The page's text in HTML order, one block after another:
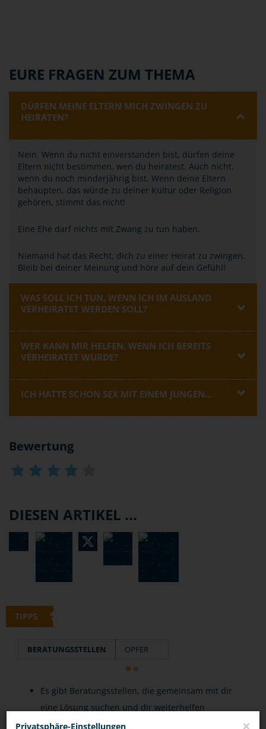
EURE FRAGEN ZUM THEMA
DÜRFEN MEINE ELTERN MICH ZWINGEN ZU
HEIRATEN?
Nein. Wenn du nicht einverstanden bist, dürfen deine
Eltern nicht bestimmen, wen du heiratest. Auch nicht,
wenn du noch minderjährig bist. Wenn deine Eltern
behaupten, das würde zu deiner Kultur oder Religion
gehören, stimmt das nicht!
Eine Ehe darf nichts mit Zwang zu tun haben.
Niemand hat das Recht, dich zu einer Heirat zu zwingen.
Bleib bei deiner Meinung und höre auf dein Gefühl!
WAS SOLL ICH TUN, WENN ICH IM AUSLAND
VERHEIRATET WERDEN SOLL?
WER KANN MIR HELFEN, WENN ICH BEREITS
VERHEIRATET WURDE?
ICH HATTE SCHON SEX MIT EINEM JUNGEN...
Bewertung
DIESEN ARTIKEL ...
TIPPS
BERATUNGSSTELLEN OPFER
Es gibt Beratungsstellen, die gemeinsam mit dir
eine Lösung suchen und dir weiterhelfen
können.
Privatsphäre-Einstellungen